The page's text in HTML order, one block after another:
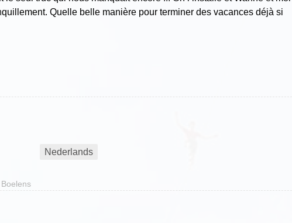
Quelle belle manière pour terminer des vacances déjà si
Nederlands